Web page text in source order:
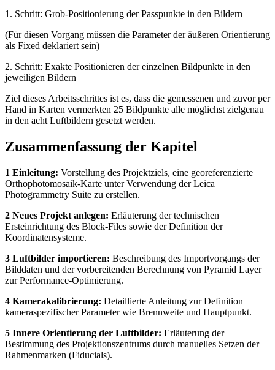
1. Schritt: Grob-Positionierung der Passpunkte in den Bildern
(Für diesen Vorgang müssen die Parameter der äußeren Orientierung
als Fixed deklariert sein)
2. Schritt: Exakte Positionieren der einzelnen Bildpunkte in den
jeweiligen Bildern
Ziel dieses Arbeitsschrittes ist es, dass die gemessenen und zuvor per
Hand in Karten vermerkten 25 Bildpunkte alle möglichst zielgenau
in den acht Luftbildern gesetzt werden.
Zusammenfassung der Kapitel
1 Einleitung: Vorstellung des Projektziels, eine georeferenzierte
Orthophotomosaik-Karte unter Verwendung der Leica
Photogrammetry Suite zu erstellen.
2 Neues Projekt anlegen: Erläuterung der technischen
Ersteinrichtung des Block-Files sowie der Definition der
Koordinatensysteme.
3 Luftbilder importieren: Beschreibung des Importvorgangs der
Bilddaten und der vorbereitenden Berechnung von Pyramid Layer
zur Performance-Optimierung.
4 Kamerakalibrierung: Detaillierte Anleitung zur Definition
kameraspezifischer Parameter wie Brennweite und Hauptpunkt.
5 Innere Orientierung der Luftbilder: Erläuterung der
Bestimmung des Projektionszentrums durch manuelles Setzen der
Rahmenmarken (Fiducials).